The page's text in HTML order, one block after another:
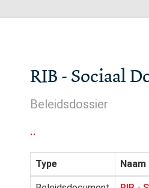
RIB - Sociaal
Beleidsdossier
..
Type Naam